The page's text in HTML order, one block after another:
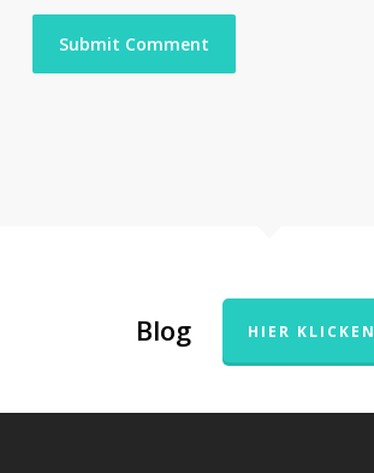
Blog HIER KLICKEN